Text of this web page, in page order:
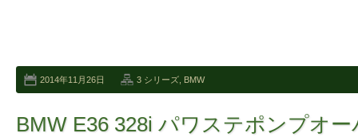
2014年11月26日 3 シリーズ BMW
BMW E36 328i パワステポンプオ